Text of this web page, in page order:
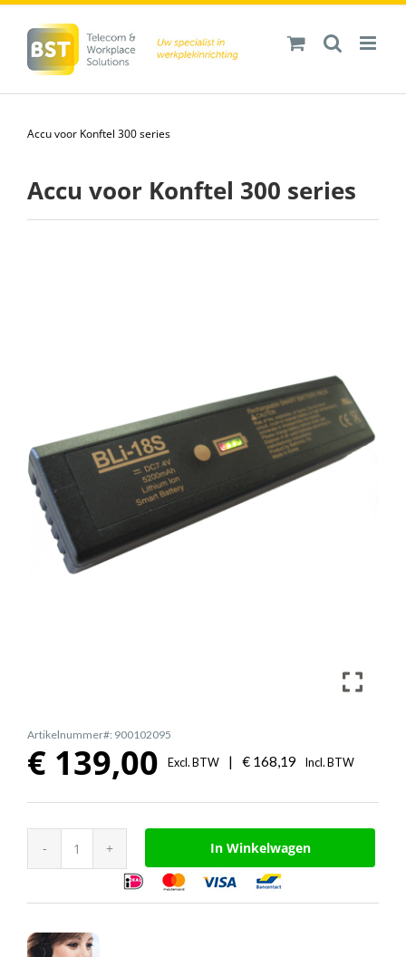
inhoud
Accu voor Konftel 300 series
Accu voor Konftel 300 series
Artikelnummer#: 900102095
€ 139,00 Excl. BTW | € 168,19 Incl. BTW
voor
series
In Winkelwagen